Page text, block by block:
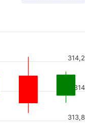
313,8
314
314,2